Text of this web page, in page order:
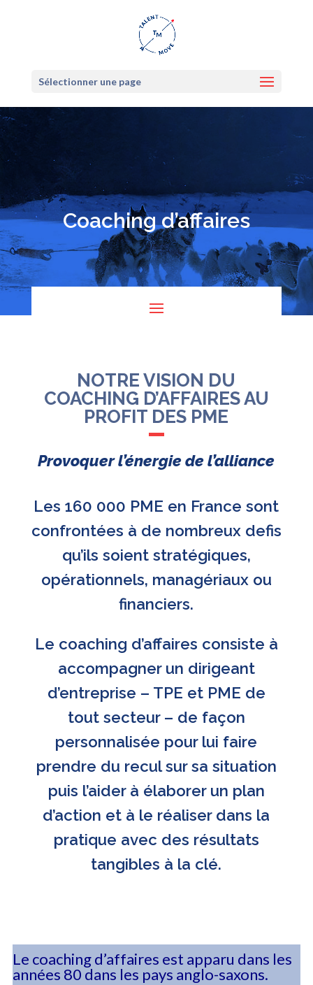
Sélectionner une page
Coaching d’affaires
NOTRE VISION DU
COACHING D’AFFAIRES AU
PROFIT DES PME
Provoquer l’énergie de l’alliance
Les 160 000 PME en France sont
confrontées à de nombreux defis
qu’ils soient stratégiques,
opérationnels, managériaux ou
financiers.
Le coaching d’affaires consiste à
accompagner un dirigeant
d’entreprise – TPE et PME de
tout secteur – de façon
personnalisée pour lui faire
prendre du recul sur sa situation
puis l’aider à élaborer un plan
d’action et à le réaliser dans la
pratique avec des résultats
tangibles à la clé.
Le coaching d’affaires est apparu dans les
années 80 dans les pays anglo-saxons.